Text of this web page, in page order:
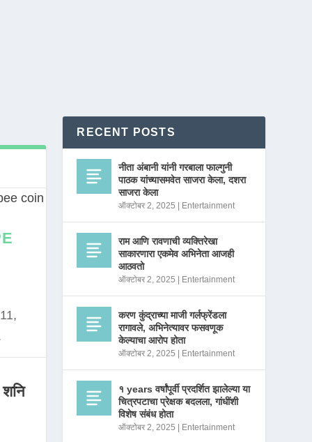
RECENT POSTS
नीता अंबानी यांनी गरबाला फाल्गुनी
पाठक यांच्यासमवेत साजरा केला, दशरा
साजरा केला
ऑक्टोबर 2, 2025 Entertainment
राम आणि रावणाची व्यक्तिरेखा
साकारणारा एकमेव अभिनेता आजही
आठवतो
ऑक्टोबर 2, 2025 Entertainment
करण कुंद्राच्या माजी गर्लफ्रेंडला
रागावले, अभिनेत्यावर फसवणूक
केल्याचा आरोप होता
ऑक्टोबर 2, 2025 Entertainment
१ years वर्षांपूर्वी प्रदर्शित झालेल्या या
चित्रपटाचा प्रेक्षक बदलला, गांधींशी
विशेष संबंध होता
ऑक्टोबर 2, 2025 Entertainment